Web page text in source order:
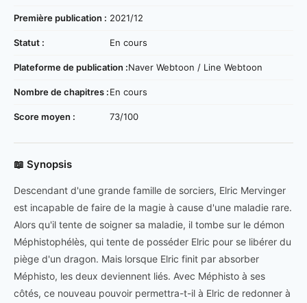
Première publication : 2021/12
Statut : En cours
Plateforme de publication :Naver Webtoon / Line Webtoon
Nombre de chapitres :En cours
Score moyen : 73/100
📖 Synopsis
Descendant d'une grande famille de sorciers, Elric Mervinger
est incapable de faire de la magie à cause d'une maladie rare.
Alors qu'il tente de soigner sa maladie, il tombe sur le démon
Méphistophélès, qui tente de posséder Elric pour se libérer du
piège d'un dragon. Mais lorsque Elric finit par absorber
Méphisto, les deux deviennent liés. Avec Méphisto à ses
côtés, ce nouveau pouvoir permettra-t-il à Elric de redonner à